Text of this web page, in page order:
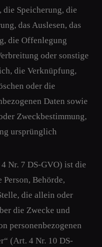
die Speicherung, die
das Auslesen, das
die Offenlegung
oder sonstige
die Verknüpfung,
oder die
Daten sowie
Zweckbestimmung,
ursprünglich
Nr. 7 DS-GVO) ist die
Behörde,
die allein oder
die Zwecke und
personenbezogenen
(Art. 4 Nr. 10 DS-